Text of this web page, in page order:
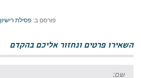
פורסם ב: פסילת רישיון
השאירו פרטים ונחזור אליכם בהקדם